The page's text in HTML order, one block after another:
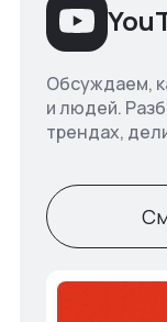
Обсуждаем,
и людей.
трендах,